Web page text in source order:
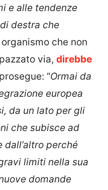
e alle tendenze
destra che
organismo che non
via, direbbe
“Ormai da
europea
da un lato per gli
che subisce ad
dall’altro perché
limiti nella sua
domande